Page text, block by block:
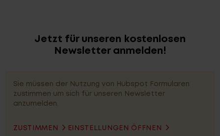
Jetzt für unseren kostenlosen
Newsletter anmelden!
Sie müssen der Nutzung von Hubspot Formularen
zustimmen um sich für unseren Newsletter
anzumelden.
ZUSTIMMEN EINSTELLUNGEN ÖFFNEN